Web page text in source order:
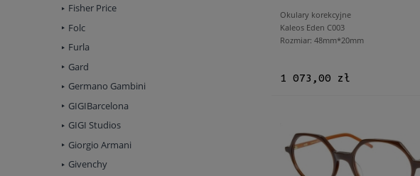
Fisher Price
Folc
Furla
Gard
Germano Gambini
GIGIBarcelona
GIGI Studios
Giorgio Armani
Givenchy
Okulary korekcyjne
Kaleos Eden C003
Rozmiar: 48mm*20mm
1 073,00 zł